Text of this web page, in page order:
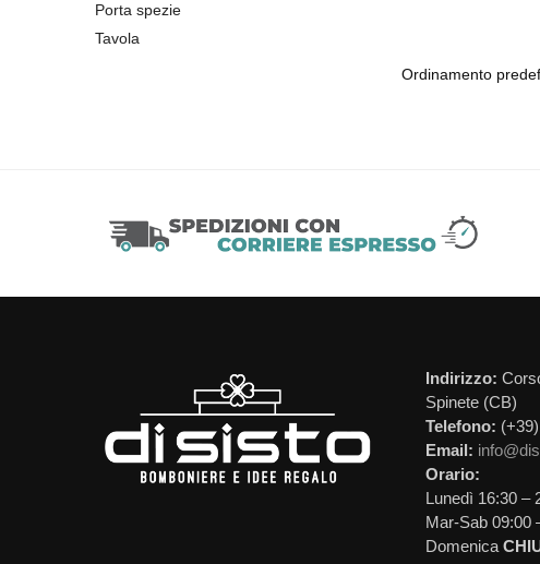
Porta spezie
Tavola
Indirizzo:
Spinete (CB)
Telefono:
Email:
Orario:
Lunedì 16:30 –
Mar-Sab 09:00
Domenica